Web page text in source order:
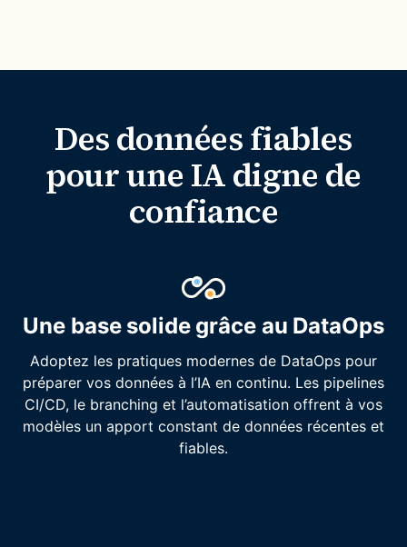
Des données fiables
pour une IA digne de
confiance
Une base solide grâce au DataOps
Adoptez les pratiques modernes de DataOps pour
préparer vos données à l’IA en continu. Les pipelines
CI/CD, le branching et l’automatisation offrent à vos
modèles un apport constant de données récentes et
fiables.